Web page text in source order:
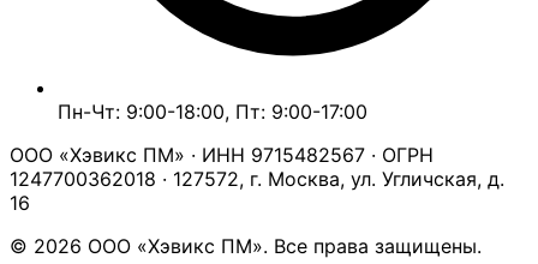
Пн-Чт: 9:00-18:00, Пт: 9:00-17:00
ООО «Хэвикс ПМ» · ИНН 9715482567 · ОГРН
1247700362018 · 127572, г. Москва, ул. Угличская, д.
16
© 2026 ООО «Хэвикс ПМ». Все права защищены.